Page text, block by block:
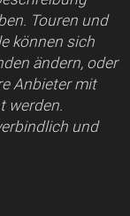
Touren und
können sich
ändern, oder
Anbieter mit
werden.
und